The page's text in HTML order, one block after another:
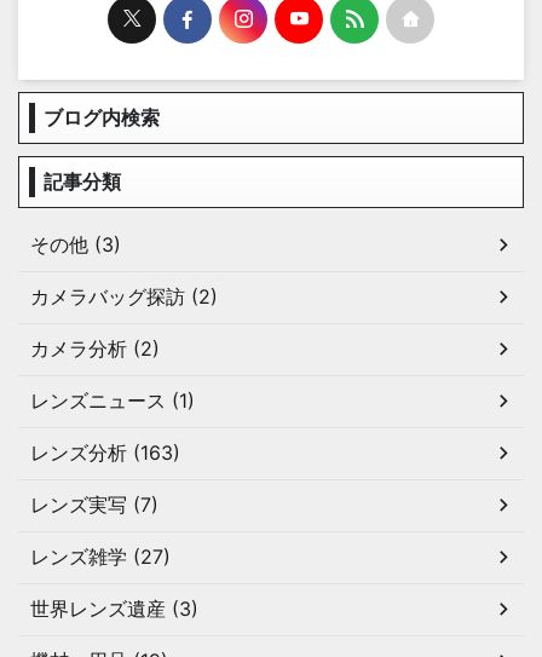
ブログ内検索
記事分類
その他 (3)
カメラバッグ探訪 (2)
カメラ分析 (2)
レンズニュース (1)
レンズ分析 (163)
レンズ実写 (7)
レンズ雑学 (27)
世界レンズ遺産 (3)